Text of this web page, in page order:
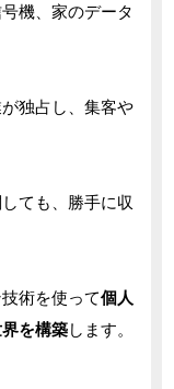
機、家のデータ
独占し、集客や
ても、勝手に収
術を使って個人
を構築します。